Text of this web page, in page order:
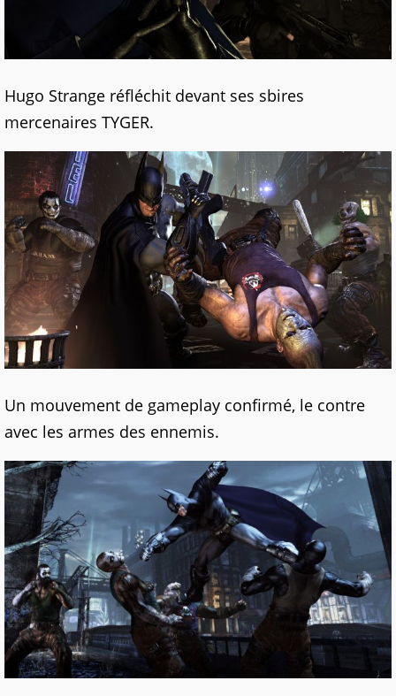
Hugo Strange réfléchit devant ses sbires
mercenaires TYGER.
Un mouvement de gameplay confirmé, le contre
avec les armes des ennemis.